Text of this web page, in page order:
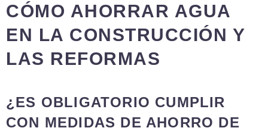
CÓMO AHORRAR AGUA
EN LA CONSTRUCCIÓN Y
LAS REFORMAS
¿ES OBLIGATORIO CUMPLIR
CON MEDIDAS DE AHORRO DE